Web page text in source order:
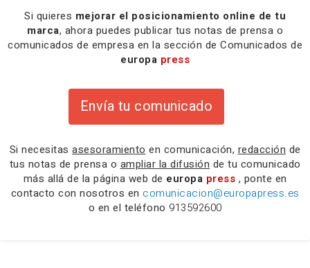
Si quieres mejorar el posicionamiento online de tu
marca, ahora puedes publicar tus notas de prensa o
comunicados de empresa en la sección de Comunicados de
europa press
Envía tu comunicado
Si necesitas asesoramiento en comunicación, redacción de
tus notas de prensa o ampliar la difusión de tu comunicado
más allá de la página web de europa press , ponte en
contacto con nosotros en comunicacion@europapress.es
o en el teléfono 913592600